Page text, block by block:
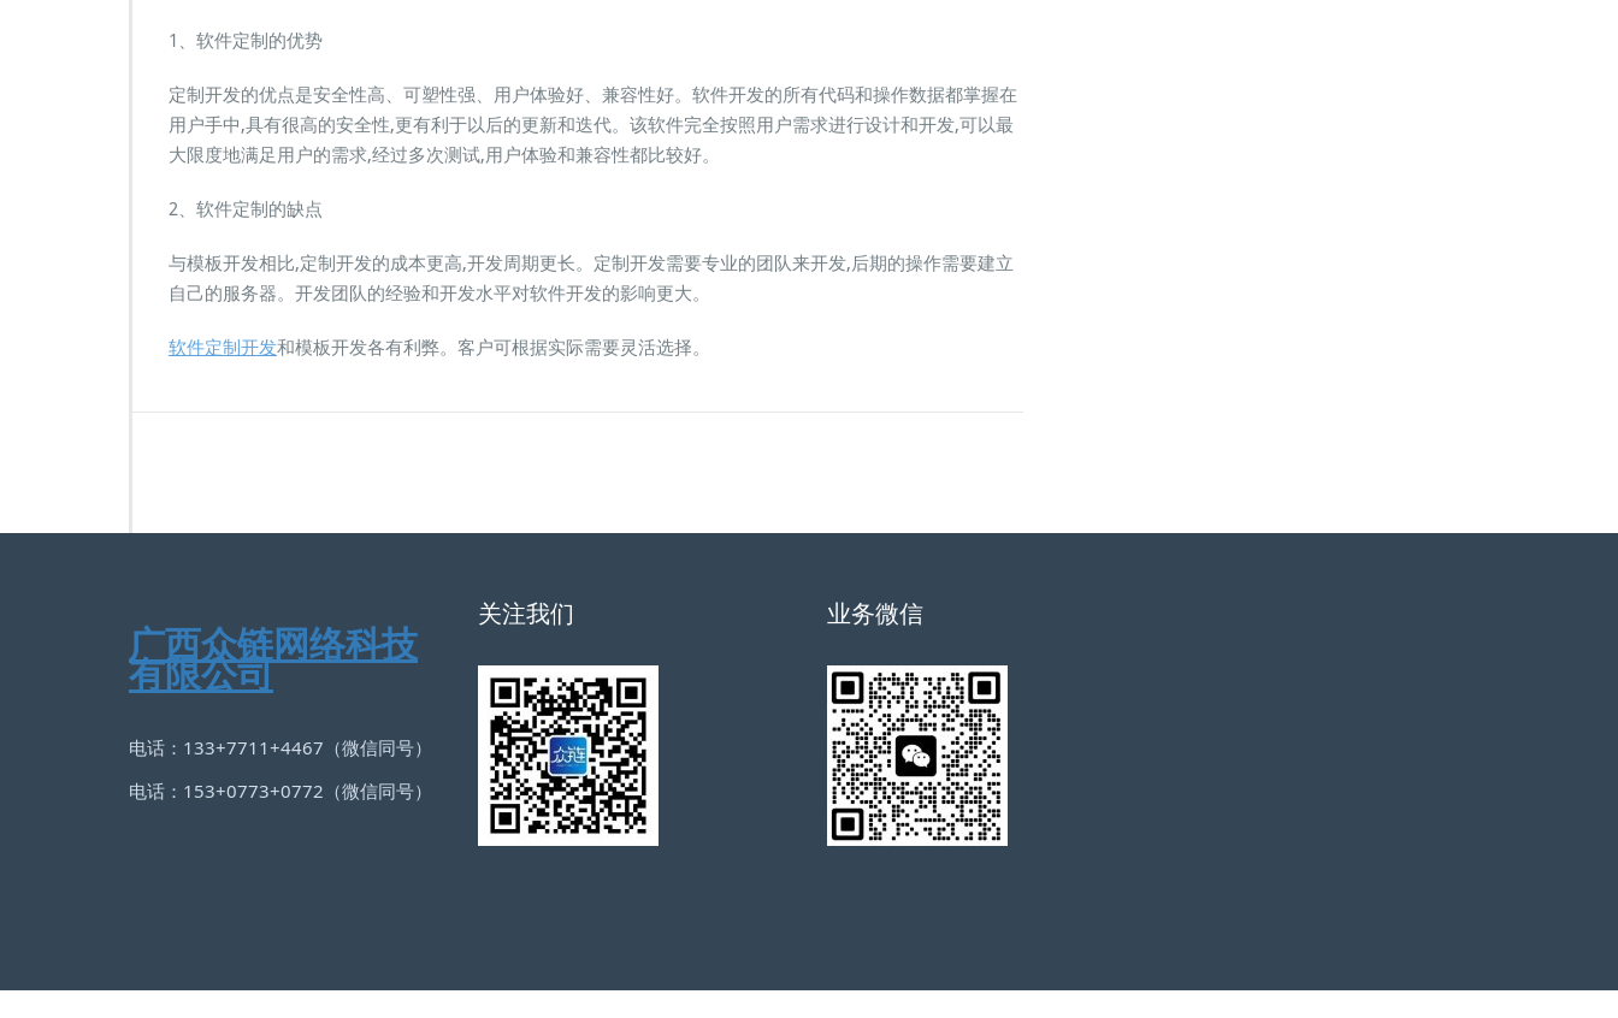
1、软件定制的优势
定制开发的优点是安全性高、可塑性强、用户体验好、兼容性好。软件开发的所有代码和操作数据都掌握在
用户手中,具有很高的安全性,更有利于以后的更新和迭代。该软件完全按照用户需求进行设计和开发,可以最
大限度地满足用户的需求,经过多次测试,用户体验和兼容性都比较好。
2、软件定制的缺点
与模板开发相比,定制开发的成本更高,开发周期更长。定制开发需要专业的团队来开发,后期的操作需要建立
自己的服务器。开发团队的经验和开发水平对软件开发的影响更大。
软件定制开发和模板开发各有利弊。客户可根据实际需要灵活选择。
广西众链网络科技
有限公司
电话：133+7711+4467（微信同号）
电话：153+0773+0772（微信同号）
关注我们 业务微信